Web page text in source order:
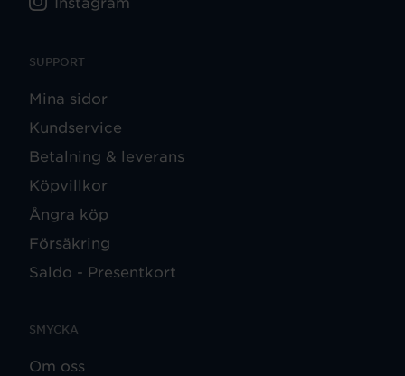
SUPPORT
Mina sidor
Kundservice
Betalning & leverans
Köpvillkor
Ångra köp
Försäkring
Saldo - Presentkort
SMYCKA
Om oss